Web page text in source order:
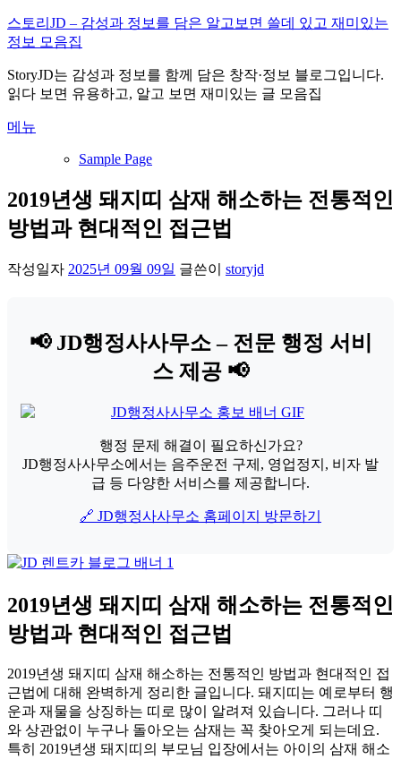
내
용
로
바
가
스토리JD – 감성과 정보를 담은 알고보면 쓸데 있고 재미있는
정보 모음집
StoryJD는 감성과 정보를 함께 담은 창작·정보 블로그입니다.
읽다 보면 유용하고, 알고 보면 재미있는 글 모음집
메뉴
Sample Page
2019년생 돼지띠 삼재 해소하는 전통적인
방법과 현대적인 접근법
작성일자 2025년 09월 09일 글쓴이 storyjd
📢 JD행정사사무소 – 전문 행정 서비
스 제공 📢
행정 문제 해결이 필요하신가요?
JD행정사사무소에서는 음주운전 구제, 영업정지, 비자 발
급 등 다양한 서비스를 제공합니다.
🔗 JD행정사사무소 홈페이지 방문하기
2019년생 돼지띠 삼재 해소하는 전통적인
방법과 현대적인 접근법
2019년생 돼지띠 삼재 해소하는 전통적인 방법과 현대적인 접
근법에 대해 완벽하게 정리한 글입니다. 돼지띠는 예로부터 행
운과 재물을 상징하는 띠로 많이 알려져 있습니다. 그러나 띠
와 상관없이 누구나 돌아오는 삼재는 꼭 찾아오게 되는데요.
특히 2019년생 돼지띠의 부모님 입장에서는 아이의 삼재 해소